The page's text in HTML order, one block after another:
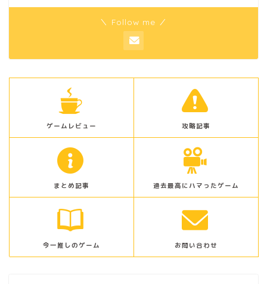
＼ Follow me ／
ゲームレビュー 攻略記事
まとめ記事 過去最高にハマったゲーム
今一推しのゲーム お問い合わせ